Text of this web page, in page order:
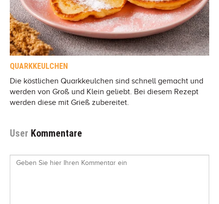
QUARKKEULCHEN
Die köstlichen Quarkkeulchen sind schnell gemacht und
werden von Groß und Klein geliebt. Bei diesem Rezept
werden diese mit Grieß zubereitet.
User Kommentare